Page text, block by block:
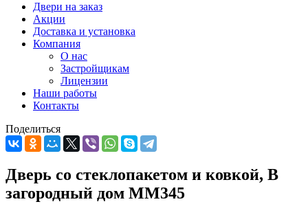
Двери на заказ
Акции
Доставка и установка
Компания
О нас
Застройщикам
Лицензии
Наши работы
Контакты
Поделиться
Дверь со стеклопакетом и ковкой, В
загородный дом ММ345